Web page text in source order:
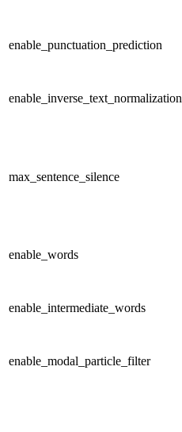
enable_punctuation_prediction
enable_inverse_text_normalization
max_sentence_silence
enable_words
enable_intermediate_words
enable_modal_particle_filter